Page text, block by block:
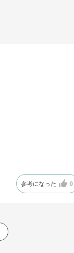
参考になった 0